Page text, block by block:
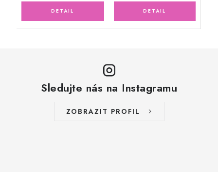
Sledujte nás na Instagramu
ZOBRAZIT PROFIL